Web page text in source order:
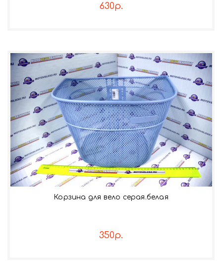
630р.
Корзина для вело серая.белая
350р.